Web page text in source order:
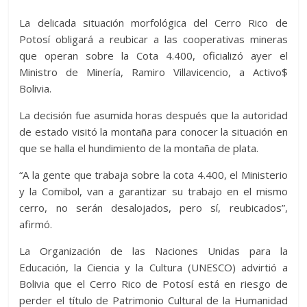
La delicada situación morfológica del Cerro Rico de
Potosí obligará a reubicar a las cooperativas mineras
que operan sobre la Cota 4.400, oficializó ayer el
Ministro de Minería, Ramiro Villavicencio, a Activo$
Bolivia.
La decisión fue asumida horas después que la autoridad
de estado visitó la montaña para conocer la situación en
que se halla el hundimiento de la montaña de plata.
“A la gente que trabaja sobre la cota 4.400, el Ministerio
y la Comibol, van a garantizar su trabajo en el mismo
cerro, no serán desalojados, pero sí, reubicados”,
afirmó.
La Organización de las Naciones Unidas para la
Educación, la Ciencia y la Cultura (UNESCO) advirtió a
Bolivia que el Cerro Rico de Potosí está en riesgo de
perder el título de Patrimonio Cultural de la Humanidad